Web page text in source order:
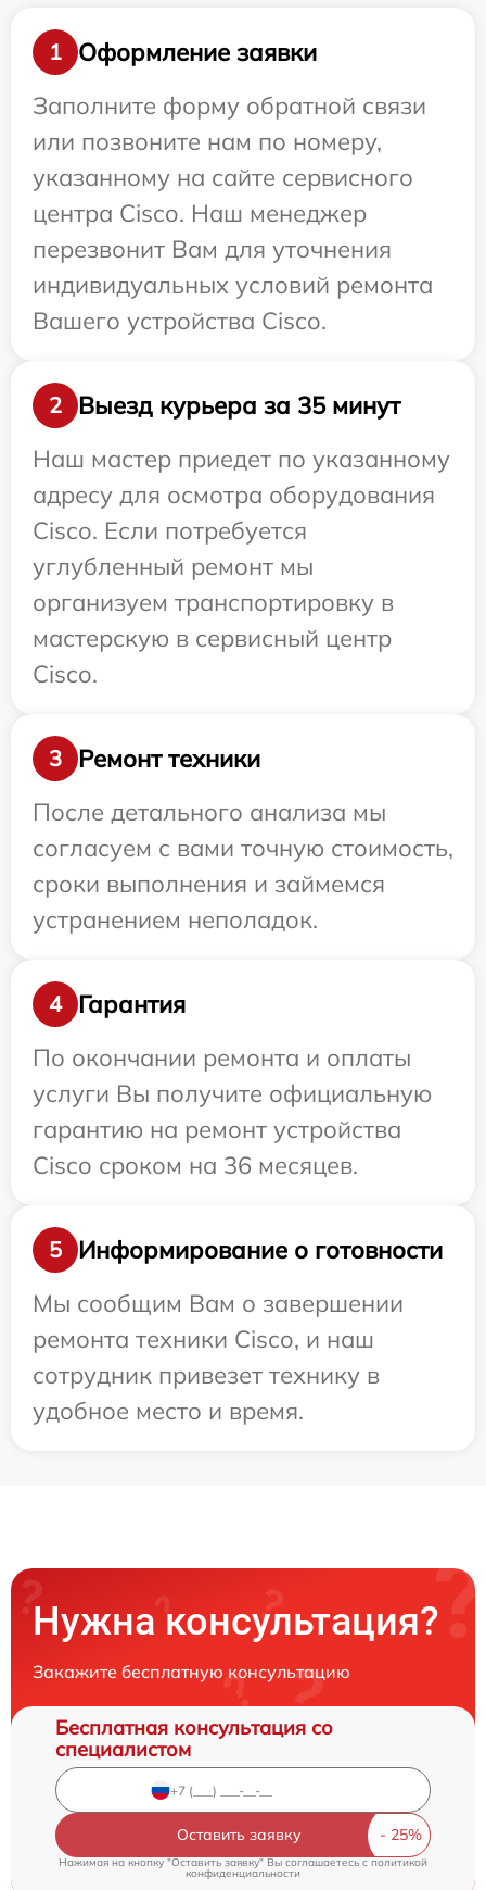
1
Оформление заявки
Заполните форму обратной связи
или позвоните нам по номеру,
указанному на сайте сервисного
центра Cisco. Наш менеджер
перезвонит Вам для уточнения
индивидуальных условий ремонта
Вашего устройства Cisco.
2
Выезд курьера за 35 минут
Наш мастер приедет по указанному
адресу для осмотра оборудования
Cisco. Если потребуется
углубленный ремонт мы
организуем транспортировку в
мастерскую в сервисный центр
Cisco.
3
Ремонт техники
После детального анализа мы
согласуем с вами точную стоимость,
сроки выполнения и займемся
устранением неполадок.
4
Гарантия
По окончании ремонта и оплаты
услуги Вы получите официальную
гарантию на ремонт устройства
Cisco сроком на 36 месяцев.
5
Информирование о готовности
Мы сообщим Вам о завершении
ремонта техники Cisco, и наш
сотрудник привезет технику в
удобное место и время.
Нужна консультация?
Закажите бесплатную консультацию
Бесплатная консультация со
специалистом
Оставить заявку
Нажимая на кнопку "Оставить заявку" Вы соглашаетесь cполитикой
конфиденциальности